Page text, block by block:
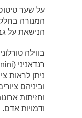
על שער
המנורה
הנישאת על
ניתן לראות
וביניהם
וחזיתות
ודמויות אדם.